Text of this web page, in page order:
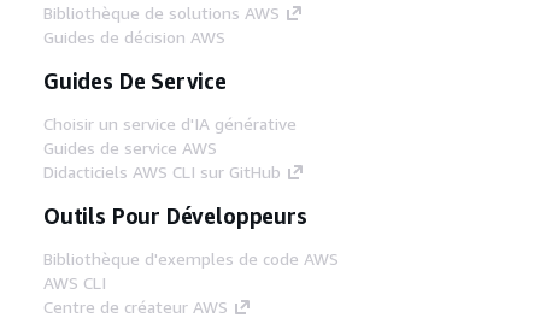
Bibliothèque de solutions AWS
Guides de décision AWS
Guides De Service
Choisir un service d'IA générative
Guides de service AWS
Didacticiels AWS CLI sur GitHub
Outils Pour Développeurs
Bibliothèque d'exemples de code AWS
AWS CLI
Centre de créateur AWS